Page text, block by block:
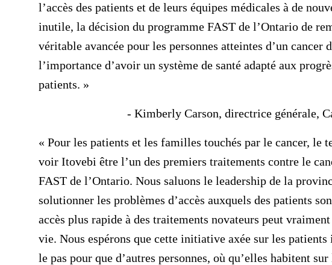
l’accès des patients et de leurs équipes médicales à de
inutile, la décision du programme FAST de l’Ontario de
véritable avancée pour les personnes atteintes d’un
l’importance d’avoir un système de santé adapté aux
patients. »
- Kimberly Carson, directrice générale,
« Pour les patients et les familles touchés par le cancer, le
voir Itovebi être l’un des premiers traitements contre le
FAST de l’Ontario. Nous saluons le leadership de la
solutionner les problèmes d’accès auxquels des patients
accès plus rapide à des traitements novateurs peut
vie. Nous espérons que cette initiative axée sur les
le pas pour que d’autres personnes, où qu’elles habitent